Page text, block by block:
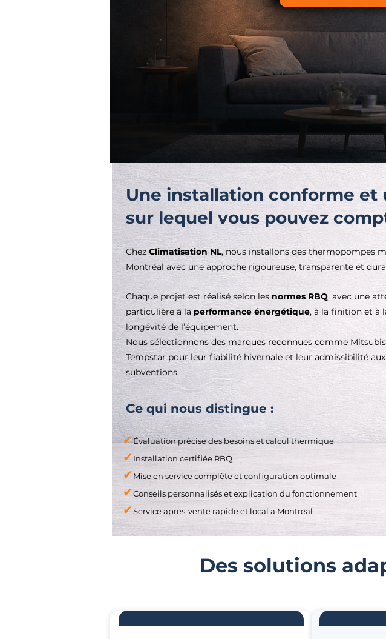
✔Évaluation précise des besoins et calcul thermique
✔Installation certifiée RBQ
✔Mise en service complète et configuration optimale
✔Conseils personnalisés et explication du fonctionnement
✔Service après-vente rapide et local a Montreal
Chez Climatisation NL, nous installons des thermopompes
Montréal avec une approche rigoureuse, transparente et
Chaque projet est réalisé selon les normes RBQ, avec une
particulière à laperformance énergétique, à la finition et à
longévité de l’équipement.
Nous sélectionnons des marques reconnues comme
Tempstar pour leur fiabilité hivernale et leur admissibilité aux
subventions.
Une installation conforme et
sur lequel vous pouvez
Cequi nous distingue :
Des solutions